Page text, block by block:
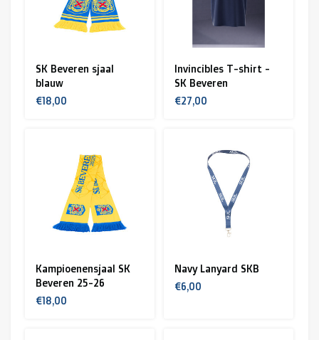
SK Beveren sjaal
blauw
€18,00
Invincibles T-shirt -
SK Beveren
€27,00
Kampioenensjaal SK
Beveren 25-26
€18,00
Navy Lanyard SKB
€6,00